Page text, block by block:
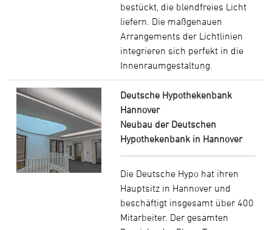
bestückt, die blendfreies Licht
liefern. Die maßgenauen
Arrangements der Lichtlinien
integrieren sich perfekt in die
Innenraumgestaltung.
Deutsche Hypothekenbank
Hannover
Neubau der Deutschen
Hypothekenbank in Hannover
Die Deutsche Hypo hat ihren
Hauptsitz in Hannover und
beschäftigt insgesamt über 400
Mitarbeiter. Der gesamten